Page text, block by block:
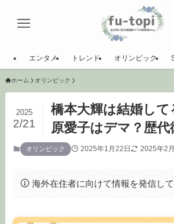
エンタメ トレンド オリンピック
ホーム オリンピック
橋本大輝は結婚し
原愛子はデマ？歴代
2025
2/21
オリンピック 2025年1月22日 2025年2
海外在住者に向けて情報を発信して